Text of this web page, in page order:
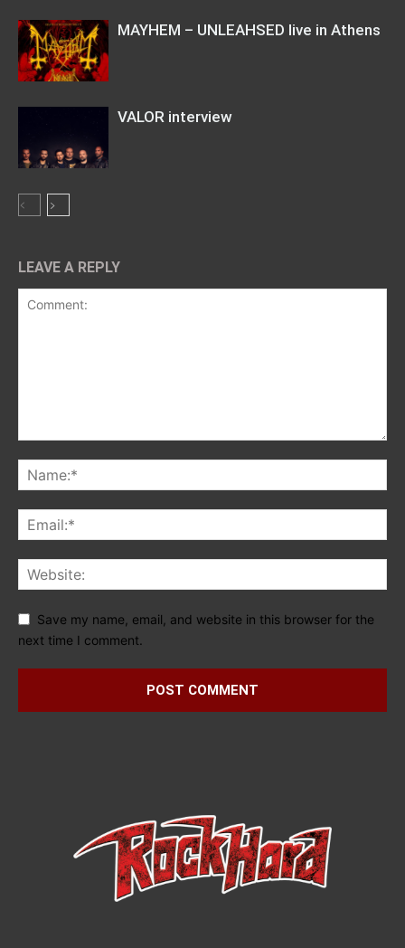
MAYHEM – UNLEAHSED live in Athens
VALOR interview
LEAVE A REPLY
Save my name, email, and website in this browser for the
next time I comment.